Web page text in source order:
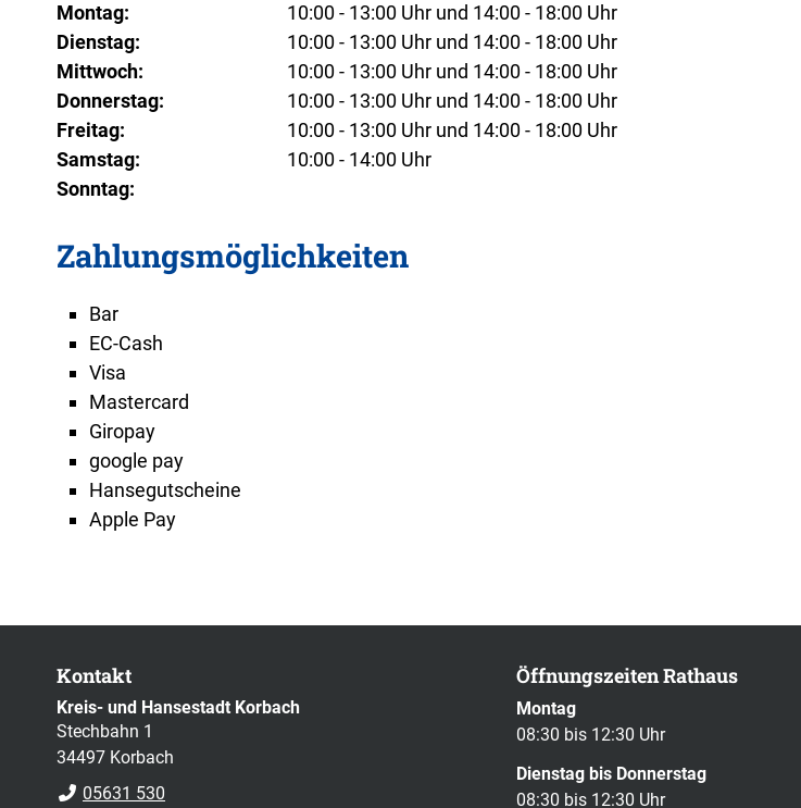
Montag:
10:00 - 13:00 Uhr und 14:00 - 18:00 Uhr
Dienstag:
10:00 - 13:00 Uhr und 14:00 - 18:00 Uhr
Mittwoch:
10:00 - 13:00 Uhr und 14:00 - 18:00 Uhr
Donnerstag:
10:00 - 13:00 Uhr und 14:00 - 18:00 Uhr
Freitag:
10:00 - 13:00 Uhr und 14:00 - 18:00 Uhr
Samstag:
10:00 - 14:00 Uhr
Sonntag:
Zahlungsmöglichkeiten
Bar
EC-Cash
Visa
Mastercard
Giropay
google pay
Hansegutscheine
Apple Pay
Kontakt
Kreis- und Hansestadt Korbach
Stechbahn 1
34497 Korbach
05631 530
Öffnungszeiten Rathaus
Montag
08:30 bis 12:30 Uhr
Dienstag bis Donnerstag
08:30 bis 12:30 Uhr